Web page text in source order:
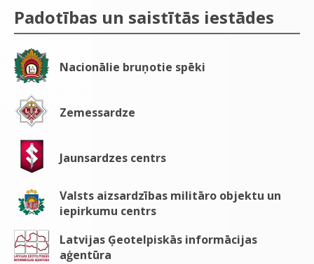
Padotības un saistītās iestādes
Nacionālie bruņotie spēki
Zemessardze
Jaunsardzes centrs
Valsts aizsardzības militāro objektu un
iepirkumu centrs
Latvijas Ģeotelpiskās informācijas
aģentūra